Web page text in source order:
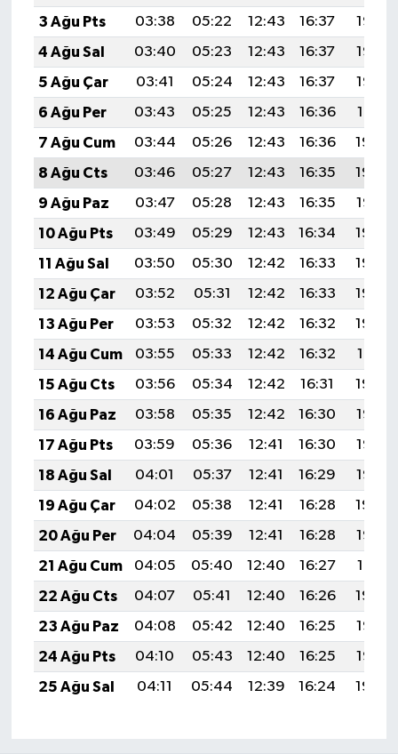
3 Ağu Pts
03:38 05:22 12:43 16:37
19:55
4 Ağu Sal
03:40 05:23 12:43 16:37
19:53
5 Ağu Çar
03:41 05:24 12:43 16:37
19:52
6 Ağu Per
03:43 05:25 12:43 16:36
19:51
7 Ağu Cum
03:44 05:26 12:43 16:36
19:50
8 Ağu Cts
03:46 05:27 12:43 16:35
19:49
9 Ağu Paz
03:47 05:28 12:43 16:35
19:47
10 Ağu Pts
03:49 05:29 12:43 16:34
19:46
11 Ağu Sal
03:50 05:30 12:42 16:33
19:45
12 Ağu Çar
03:52 05:31 12:42 16:33
19:43
13 Ağu Per
03:53 05:32 12:42 16:32
19:42
14 Ağu Cum
03:55 05:33 12:42 16:32
19:41
15 Ağu Cts
03:56 05:34 12:42 16:31
19:39
16 Ağu Paz
03:58 05:35 12:42 16:30
19:38
17 Ağu Pts
03:59 05:36 12:41 16:30
19:36
18 Ağu Sal
04:01 05:37 12:41 16:29
19:35
19 Ağu Çar
04:02 05:38 12:41 16:28
19:34
20 Ağu Per
04:04 05:39 12:41 16:28
19:32
21 Ağu Cum
04:05 05:40 12:40 16:27
19:31
22 Ağu Cts
04:07 05:41 12:40 16:26
19:29
23 Ağu Paz
04:08 05:42 12:40 16:25
19:28
24 Ağu Pts
04:10 05:43 12:40 16:25
19:26
25 Ağu Sal
04:11 05:44 12:39 16:24 19:24